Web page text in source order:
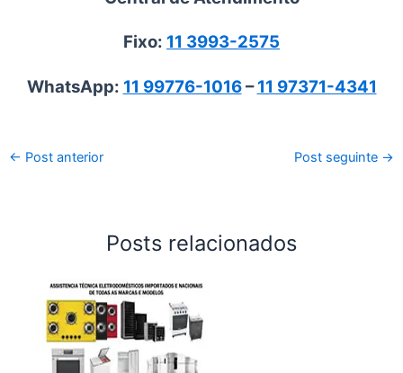
Fixo: 11 3993-2575
WhatsApp: 11 99776-1016–11 97371-4341
← Post anterior Post seguinte →
Posts relacionados